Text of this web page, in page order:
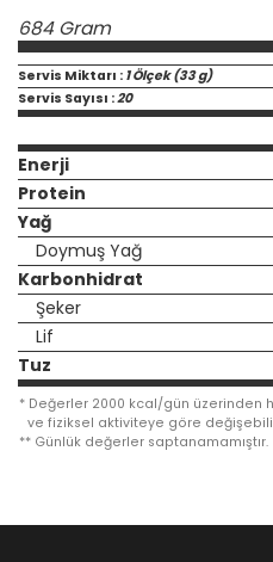
684 Gram
Servis Miktarı : 1 Ölçek (33 g)
Servis Sayısı :20
Enerji
Protein
Yağ
Doymuş Yağ
Karbonhidrat
Şeker
Lif
Tuz
*Değerler 2000 kcal/gün üzerinden
ve fiziksel aktiviteye göre
**Günlük değerler saptanamamıştır.